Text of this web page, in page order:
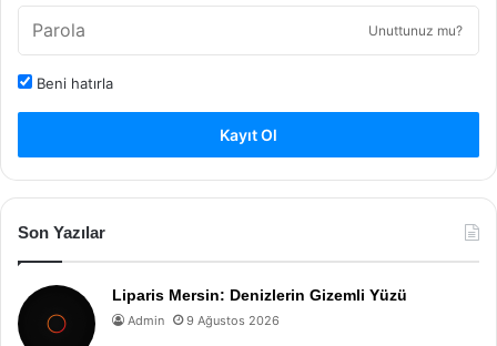
Unuttunuz mu?
Beni hatırla
Kayıt Ol
Son Yazılar
Liparis Mersin: Denizlerin Gizemli Yüzü
Admin 9 Ağustos 2026